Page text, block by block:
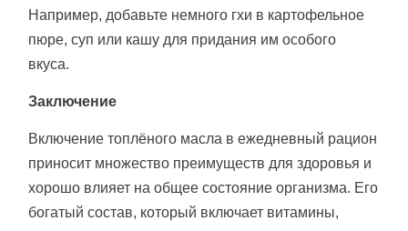
Например, добавьте немного гхи в картофельное
пюре, суп или кашу для придания им особого
вкуса.
Заключение
Включение топлёного масла в ежедневный рацион
приносит множество преимуществ для здоровья и
хорошо влияет на общее состояние организма. Его
богатый состав, который включает витамины,